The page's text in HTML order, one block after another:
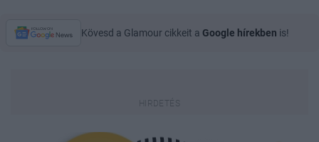
Kövesd a Glamour cikkeit a Google hírekben is!